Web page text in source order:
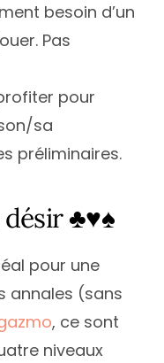
besoin d’un
Pas
pour
sa
préliminaires.
désir ♣️♥️♠️
pour une
annales (sans
, ce sont
niveaux